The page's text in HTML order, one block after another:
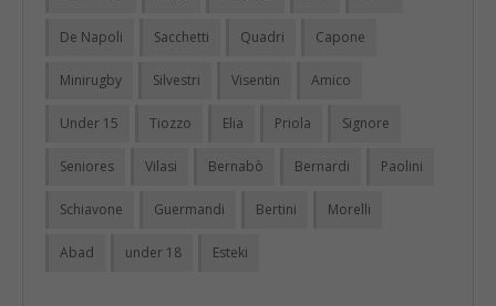
De Napoli Sacchetti Quadri Capone
Minirugby Silvestri Visentin Amico
Under 15 Tiozzo Elia Priola Signore
Seniores Vilasi Bernabò Bernardi Paolini
Schiavone Guermandi Bertini Morelli
Abad under 18 Esteki